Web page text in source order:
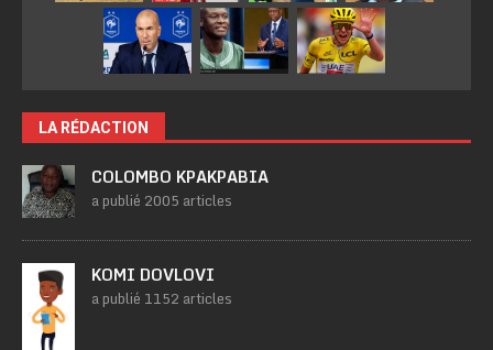
LA RÉDACTION
COLOMBO KPAKPABIA
a publié 2005 articles
KOMI DOVLOVI
a publié 1152 articles